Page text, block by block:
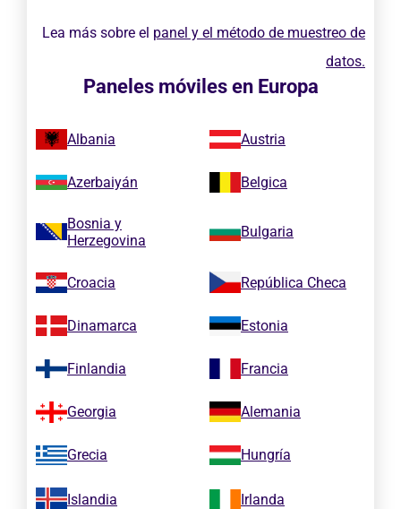
Lea más sobre el panel y el método de muestreo de
datos.
Paneles móviles en Europa
Albania Austria
Azerbaiyán Belgica
Bosnia y
Herzegovina
Bulgaria
Croacia República Checa
Dinamarca Estonia
Finlandia Francia
Georgia Alemania
Grecia Hungría
Islandia Irlanda